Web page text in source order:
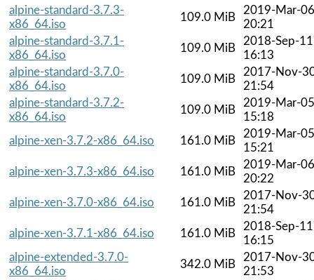
alpine-standard-3.7.3-
x86_64.iso
109.0 MiB
2019-Mar-06
20:21
alpine-standard-3.7.1-
x86_64.iso
109.0 MiB
2018-Sep-11
16:13
alpine-standard-3.7.0-
x86_64.iso
109.0 MiB
2017-Nov-
21:54
alpine-standard-3.7.2-
x86_64.iso
109.0 MiB
2019-Mar-05
15:18
alpine-xen-3.7.2-x86_64.iso
161.0 MiB
2019-Mar-05
15:21
alpine-xen-3.7.3-x86_64.iso
161.0 MiB
2019-Mar-06
20:22
alpine-xen-3.7.0-x86_64.iso
161.0 MiB
2017-Nov-
21:54
alpine-xen-3.7.1-x86_64.iso
161.0 MiB
2018-Sep-11
16:15
alpine-extended-3.7.0-
x86_64.iso
342.0 MiB
2017-Nov-
21:53